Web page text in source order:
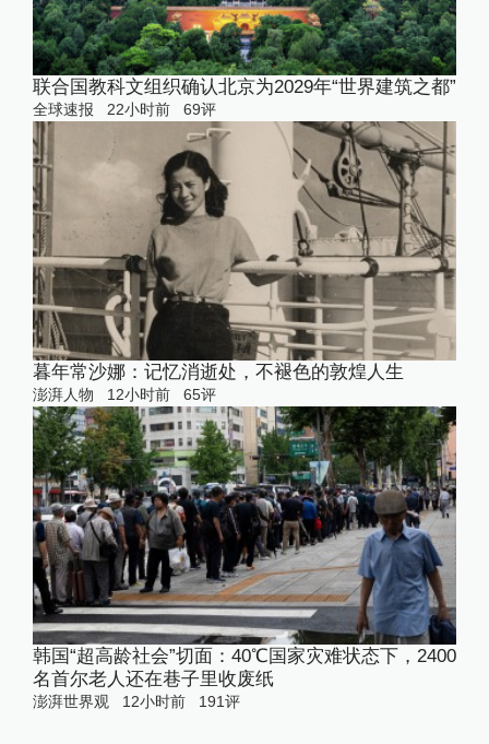
联合国教科文组织确认北京为2029年“世界建筑之都”
全球速报 22小时前 69评
暮年常沙娜：记忆消逝处，不褪色的敦煌人生
澎湃人物 12小时前 65评
韩国“超高龄社会”切面：40℃国家灾难状态下，2400
名首尔老人还在巷子里收废纸
澎湃世界观 12小时前 191评